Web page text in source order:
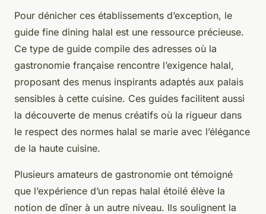
Pour dénicher ces établissements d’exception, le
guide fine dining halal est une ressource précieuse.
Ce type de guide compile des adresses où la
gastronomie française rencontre l’exigence halal,
proposant des menus inspirants adaptés aux palais
sensibles à cette cuisine. Ces guides facilitent aussi
la découverte de menus créatifs où la rigueur dans
le respect des normes halal se marie avec l’élégance
de la haute cuisine.
Plusieurs amateurs de gastronomie ont témoigné
que l’expérience d’un repas halal étoilé élève la
notion de dîner à un autre niveau. Ils soulignent la